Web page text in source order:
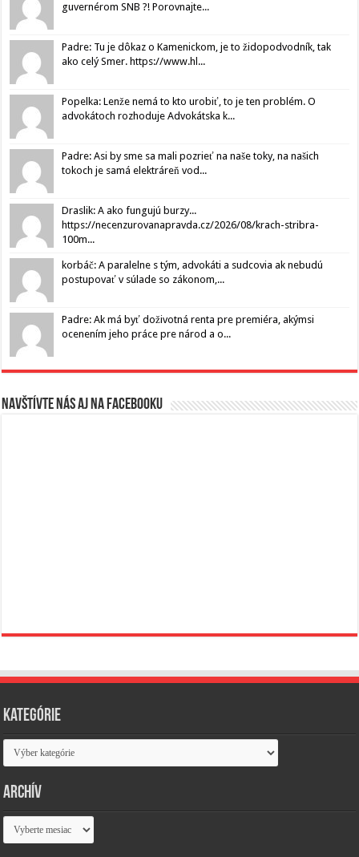
guvernérom SNB ?! Porovnajte...
Padre: Tu je dôkaz o Kamenickom, je to židopodvodník, tak
ako celý Smer. https://www.hl...
Popelka: Lenže nemá to kto urobiť, to je ten problém. O
advokátoch rozhoduje Advokátska k...
Padre: Asi by sme sa mali pozrieť na naše toky, na našich
tokoch je samá elektráreň vod...
Draslik: A ako fungujú burzy...
https://necenzurovanapravda.cz/2026/08/krach-stribra-
100m...
korbáč: A paralelne s tým, advokáti a sudcovia ak nebudú
postupovať v súlade so zákonom,...
Padre: Ak má byť doživotná renta pre premiéra, akýmsi
ocenením jeho práce pre národ a o...
Navštívte nás aj na Facebooku
Kategórie
Kategórie
Archív
Archív